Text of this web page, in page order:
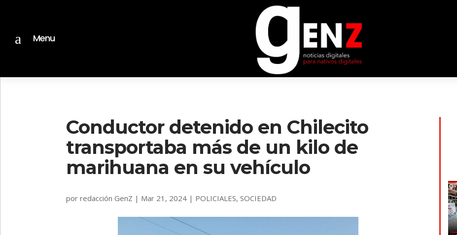
a Menu
Conductor detenido en Chilecito
transportaba más de un kilo de
marihuana en su vehículo
porredacción GenZ | Mar 21, 2024 | POLICIALES,SOCIEDAD